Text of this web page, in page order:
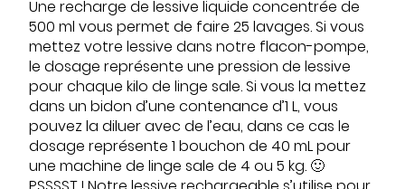
Une recharge de lessive liquide concentrée de
500 ml vous permet de faire 25 lavages. Si vous
mettez votre lessive dans notre flacon-pompe,
le dosage représente une pression de lessive
pour chaque kilo de linge sale. Si vous la mettez
dans un bidon d’une contenance d’1 L, vous
pouvez la diluer avec de l’eau, dans ce cas le
dosage représente 1 bouchon de 40 mL pour
une machine de linge sale de 4 ou 5 kg. 🙂